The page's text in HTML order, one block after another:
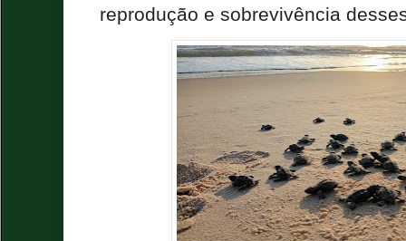
reprodução e sobrevivência